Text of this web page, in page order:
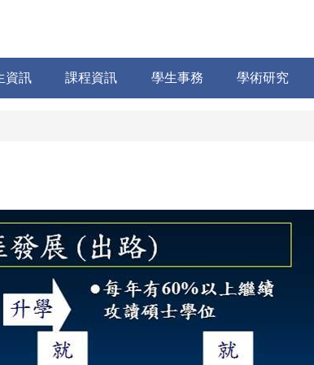
資訊 課程資訊 學生事務 學術研究